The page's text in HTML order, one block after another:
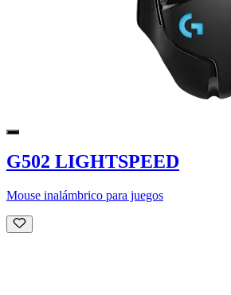
G502 LIGHTSPEED
Mouse inalámbrico para juegos